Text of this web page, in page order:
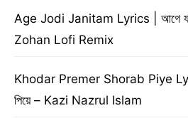
Age Jodi Janitam Lyrics | আগে
Zohan Lofi Remix
Khodar Premer Shorab Piye
পিয়ে – Kazi Nazrul Islam